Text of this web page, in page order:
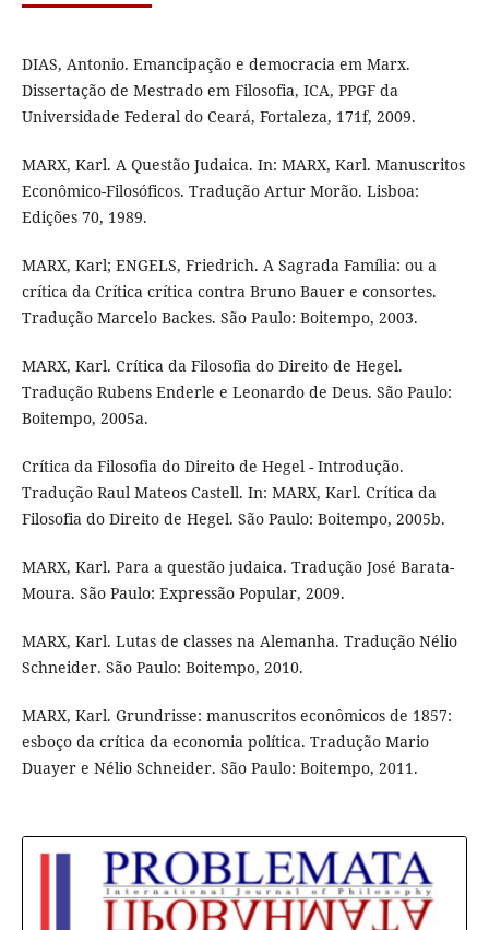
DIAS, Antonio. Emancipação e democracia em Marx.
Dissertação de Mestrado em Filosofia, ICA, PPGF da
Universidade Federal do Ceará, Fortaleza, 171f, 2009.
MARX, Karl. A Questão Judaica. In: MARX, Karl. Manuscritos
Econômico-Filosóficos. Tradução Artur Morão. Lisboa:
Edições 70, 1989.
MARX, Karl; ENGELS, Friedrich. A Sagrada Família: ou a
crítica da Crítica crítica contra Bruno Bauer e consortes.
Tradução Marcelo Backes. São Paulo: Boitempo, 2003.
MARX, Karl. Crítica da Filosofia do Direito de Hegel.
Tradução Rubens Enderle e Leonardo de Deus. São Paulo:
Boitempo, 2005a.
Crítica da Filosofia do Direito de Hegel - Introdução.
Tradução Raul Mateos Castell. In: MARX, Karl. Crítica da
Filosofia do Direito de Hegel. São Paulo: Boitempo, 2005b.
MARX, Karl. Para a questão judaica. Tradução José Barata-
Moura. São Paulo: Expressão Popular, 2009.
MARX, Karl. Lutas de classes na Alemanha. Tradução Nélio
Schneider. São Paulo: Boitempo, 2010.
MARX, Karl. Grundrisse: manuscritos econômicos de 1857:
esboço da crítica da economia política. Tradução Mario
Duayer e Nélio Schneider. São Paulo: Boitempo, 2011.